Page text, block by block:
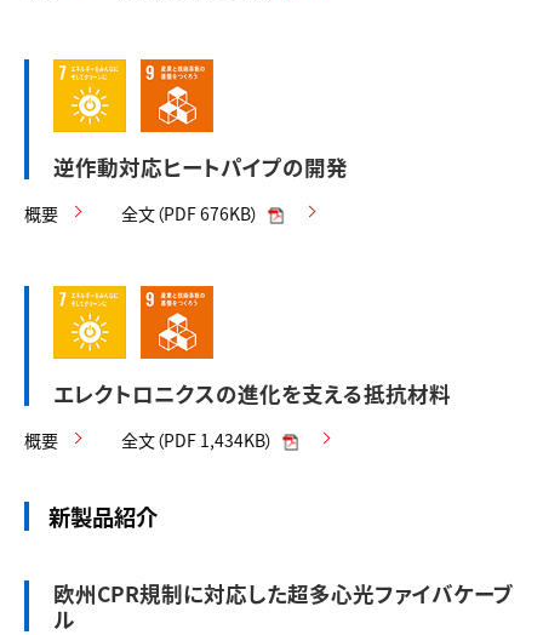
逆作動対応ヒートパイプの開発
概要 全文（PDF 676KB）
エレクトロニクスの進化を支える抵抗材料
概要 全文（PDF 1,434KB）
新製品紹介
欧州CPR規制に対応した超多心光ファイバケーブ
ル